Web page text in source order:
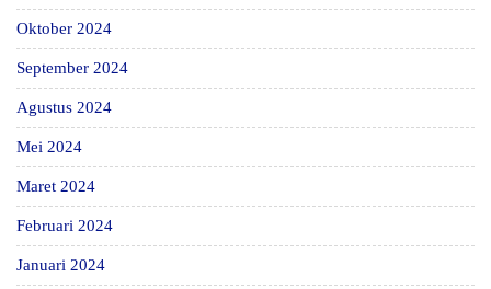
Oktober 2024
September 2024
Agustus 2024
Mei 2024
Maret 2024
Februari 2024
Januari 2024